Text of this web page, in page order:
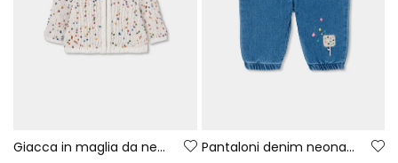
Giacca in maglia da neonata bianca con punti colorati Pantaloni denim neonata azzurri ricamati con gelato